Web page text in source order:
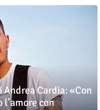
Cardia: «Con
con